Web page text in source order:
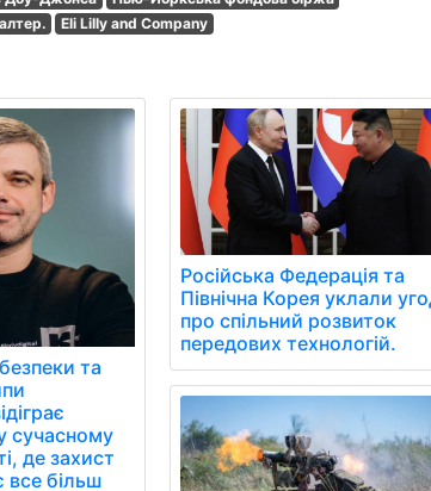
Eli Lilly and Company
та
сучасному
де захист
все більш
Російська Федерація та
Північна Корея уклали
про спільний розвиток
передових технологій.